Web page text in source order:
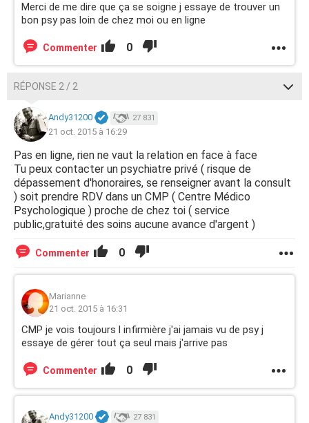
Merci de me dire que ça se soigne j essaye de trouver un
bon psy pas loin de chez moi ou en ligne
Commenter 0
RÉPONSE 2 / 2
Andy31200 27 831
21 oct. 2015 à 16:29
Pas en ligne, rien ne vaut la relation en face à face
Tu peux contacter un psychiatre privé ( risque de
dépassement d'honoraires, se renseigner avant la consult
) soit prendre RDV dans un CMP ( Centre Médico
Psychologique ) proche de chez toi ( service
public,gratuité des soins aucune avance d'argent )
Commenter 0
Marianne
21 oct. 2015 à 16:31
CMP je vois toujours l infirmière j'ai jamais vu de psy j
essaye de gérer tout ça seul mais j'arrive pas
Commenter 0
Andy31200 27 831